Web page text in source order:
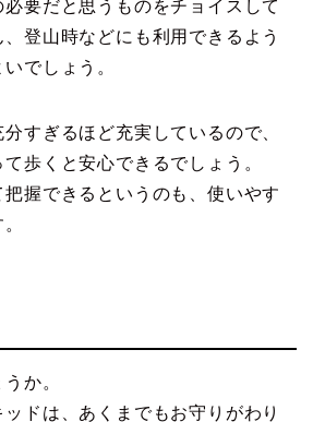
要だと思うものをチョイスして
登山時などにも利用できるよう
でしょう。
すぎるほど充実しているので、
歩くと安心できるでしょう。
握できるというのも、使いやす
か。
ドは、あくまでもお守りがわり